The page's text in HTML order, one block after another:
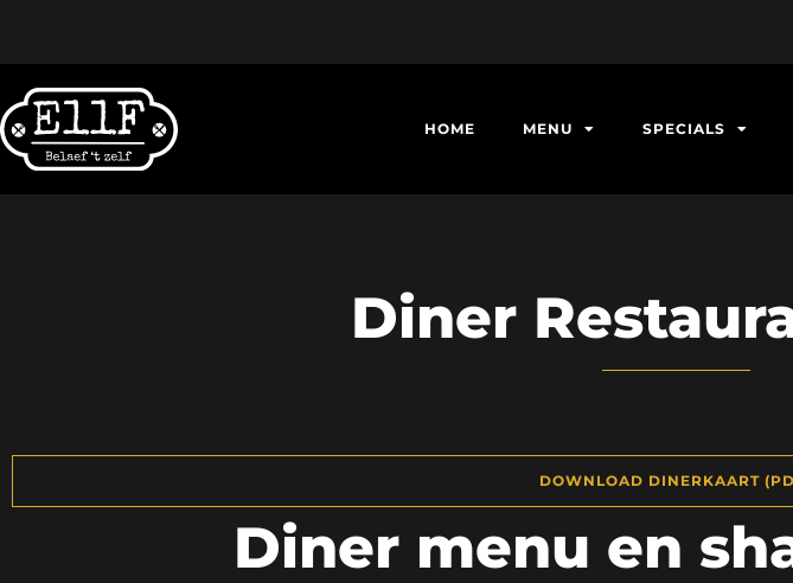
HOME MENU SPECIALS
Diner
DOWNLOAD DINERKAART
Diner menu en